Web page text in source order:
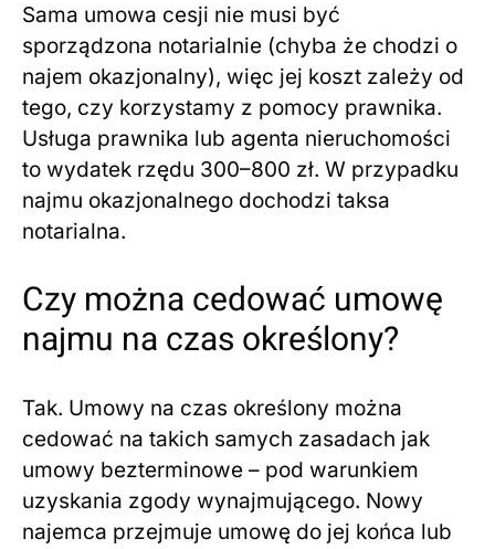
Sama umowa cesji nie musi być
sporządzona notarialnie (chyba że chodzi o
najem okazjonalny), więc jej koszt zależy od
tego, czy korzystamy z pomocy prawnika.
Usługa prawnika lub agenta nieruchomości
to wydatek rzędu 300–800 zł. W przypadku
najmu okazjonalnego dochodzi taksa
notarialna.
Czy można cedować umowę
najmu na czas określony?
Tak. Umowy na czas określony można
cedować na takich samych zasadach jak
umowy bezterminowe – pod warunkiem
uzyskania zgody wynajmującego. Nowy
najemca przejmuje umowę do jej końca lub